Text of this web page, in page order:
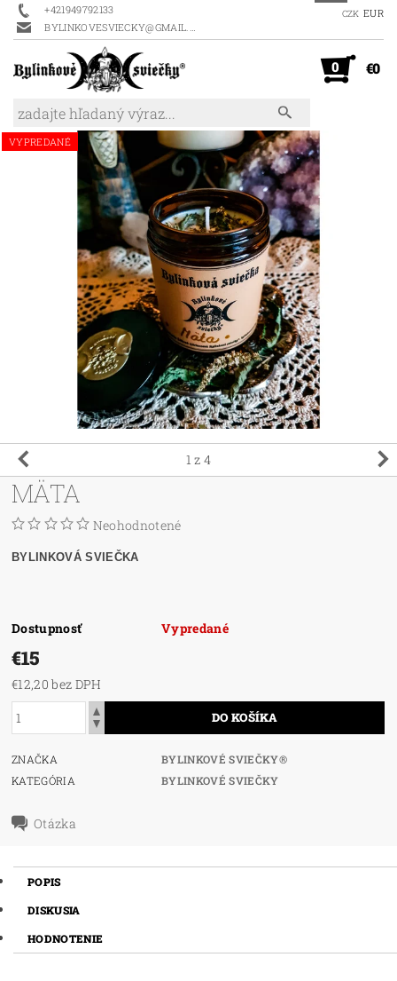
+421949792133
BYLINKOVESVIECKY@GMAIL.COM
CZK EUR
0 €0
VYPREDANÉ
1 z 4
MÄTA
Neohodnotené
BYLINKOVÁ SVIEČKA
Dostupnosť Vypredané
€15
€12,20 bez DPH
ZNAČKA
BYLINKOVÉ SVIEČKY®
KATEGÓRIA
BYLINKOVÉ SVIEČKY
Otázka
POPIS
DISKUSIA
HODNOTENIE